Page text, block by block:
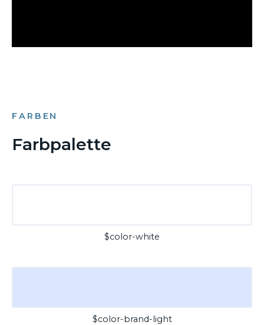
FARBEN
Farbpalette
$color-white
$color-brand-light